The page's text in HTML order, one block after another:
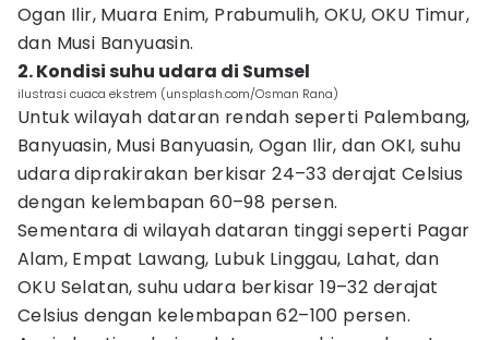
Ogan Ilir, Muara Enim, Prabumulih, OKU, OKU Timur,
dan Musi Banyuasin.
2. Kondisi suhu udara di Sumsel
ilustrasi cuaca ekstrem (unsplash.com/Osman Rana)
Untuk wilayah dataran rendah seperti Palembang,
Banyuasin, Musi Banyuasin, Ogan Ilir, dan OKI, suhu
udara diprakirakan berkisar 24–33 derajat Celsius
dengan kelembapan 60–98 persen.
Sementara di wilayah dataran tinggi seperti Pagar
Alam, Empat Lawang, Lubuk Linggau, Lahat, dan
OKU Selatan, suhu udara berkisar 19–32 derajat
Celsius dengan kelembapan 62–100 persen.